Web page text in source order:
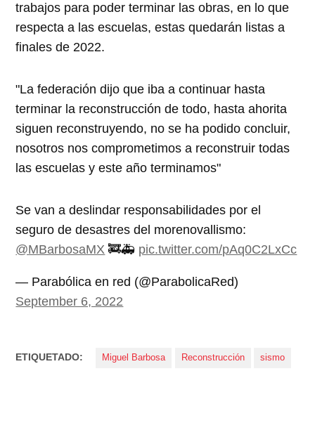
trabajos para poder terminar las obras, en lo que
respecta a las escuelas, estas quedarán listas a
finales de 2022.
"La federación dijo que iba a continuar hasta
terminar la reconstrucción de todo, hasta ahorita
siguen reconstruyendo, no se ha podido concluir,
nosotros nos comprometimos a reconstruir todas
las escuelas y este año terminamos"
Se van a deslindar responsabilidades por el
seguro de desastres del morenovallismo:
@MBarbosaMX 🚒🚑 pic.twitter.com/pAq0C2LxCc
— Parabólica en red (@ParabolicaRed)
September 6, 2022
ETIQUETADO: Miguel Barbosa Reconstrucción sismo